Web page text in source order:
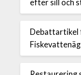
efter sill och
Debattartikel